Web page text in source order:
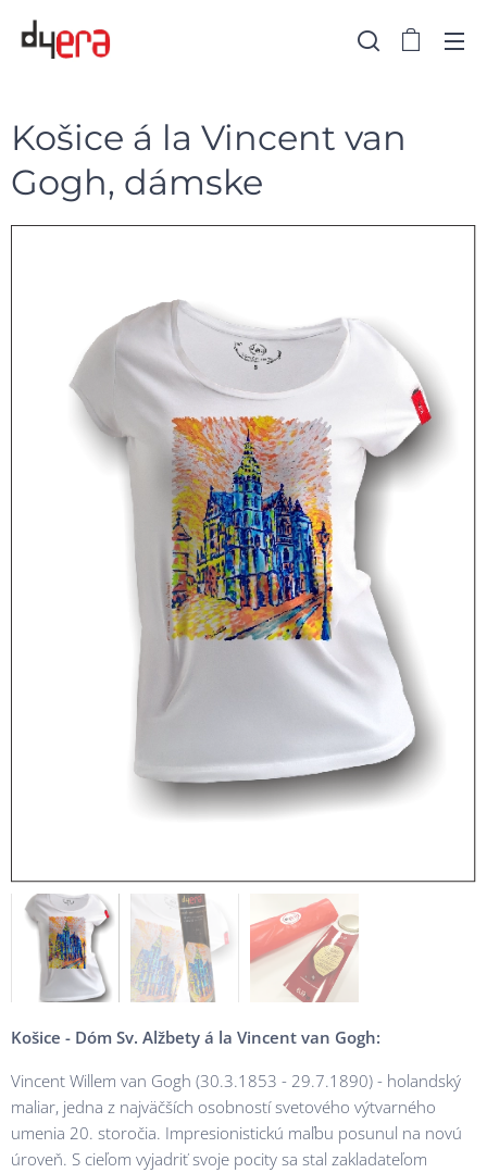
Košice á la Vincent van
Gogh, dámske
Košice - Dóm Sv. Alžbety á la Vincent van Gogh:
Vincent Willem van Gogh (30.3.1853 - 29.7.1890) - holandský
maliar, jedna z najväčších osobností svetového výtvarného
umenia 20. storočia. Impresionistickú maľbu posunul na novú
úroveň. S cieľom vyjadriť svoje pocity sa stal zakladateľom